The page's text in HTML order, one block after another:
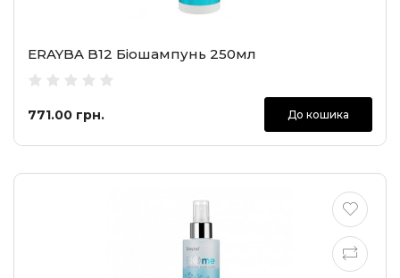
ERAYBA B12 Біошампунь 250мл
771.00 грн. До кошика